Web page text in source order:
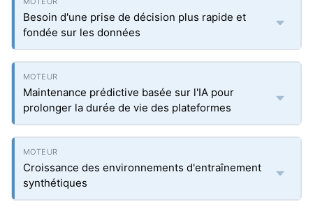
Besoin d'une prise de décision plus rapide et
fondée sur les données
Maintenance prédictive basée sur l'IA pour
prolonger la durée de vie des plateformes
Croissance des environnements d'entraînement
synthétiques